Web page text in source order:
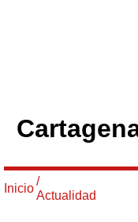
Inicio
/
Actualidad